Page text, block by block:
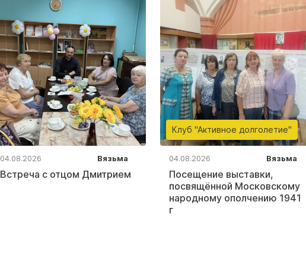
04.08.2026 Вязьма
Встреча с отцом Дмитрием
Клуб "Активное долголетие"
04.08.2026 Вязьма
Посещение выставки,
посвящённой Московскому
народному ополчению 1941
г